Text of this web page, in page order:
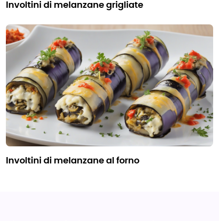
involtini di melanzane grigliate
involtini di melanzane al forno